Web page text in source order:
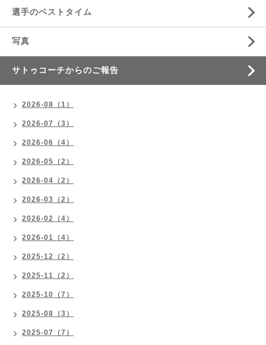
選手のベストタイム
写真
サトゥコーチからのご報告
2026-08（1）
2026-07（3）
2026-06（4）
2026-05（2）
2026-04（2）
2026-03（2）
2026-02（4）
2026-01（4）
2025-12（2）
2025-11（2）
2025-10（7）
2025-08（3）
2025-07（7）